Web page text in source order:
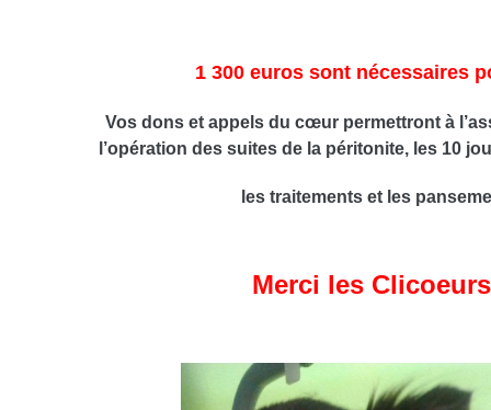
1 300 euros sont nécessaires
Vos dons et appels du cœur permettront à
l’opération des suites de la péritonite, les 10
les traitements et les
Merci les